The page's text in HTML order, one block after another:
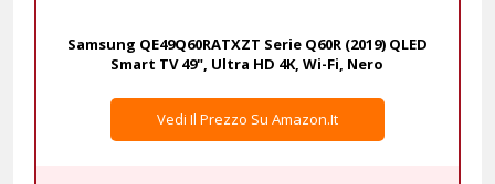
Samsung QE49Q60RATXZT Serie Q60R (2019) QLED
Smart TV 49", Ultra HD 4K, Wi-Fi, Nero
Vedi Il Prezzo Su Amazon.it